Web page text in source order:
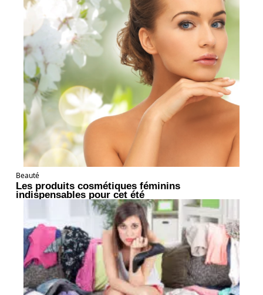
Beauté
Les produits cosmétiques féminins
indispensables pour cet été